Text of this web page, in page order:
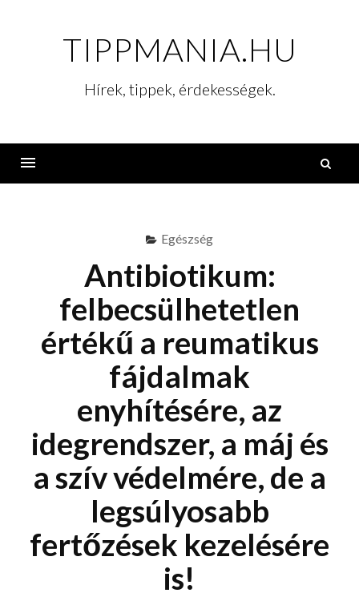
TIPPMANIA.HU
Hírek, tippek, érdekességek.
Egészség
Antibiotikum:
felbecsülhetetlen
értékű a reumatikus
fájdalmak
enyhítésére, az
idegrendszer, a máj és
a szív védelmére, de a
legsúlyosabb
fertőzések kezelésére
is!